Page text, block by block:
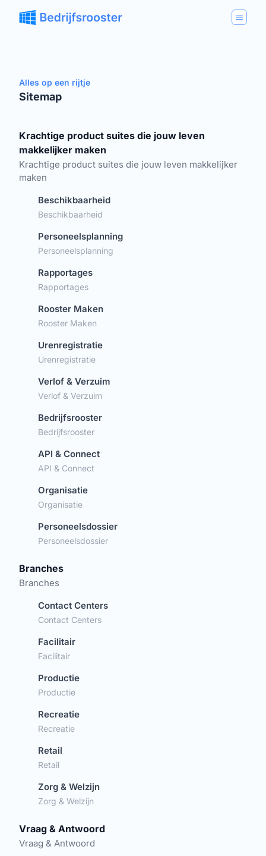
Alles op een rijtje
Sitemap
Krachtige product suites die jouw leven
makkelijker maken
Krachtige product suites die jouw leven makkelijker
maken
Beschikbaarheid
Beschikbaarheid
Personeelsplanning
Personeelsplanning
Rapportages
Rapportages
Rooster Maken
Rooster Maken
Urenregistratie
Urenregistratie
Verlof & Verzuim
Verlof & Verzuim
Bedrijfsrooster
Bedrijfsrooster
API & Connect
API & Connect
Organisatie
Organisatie
Personeelsdossier
Personeelsdossier
Branches
Branches
Contact Centers
Contact Centers
Facilitair
Facilitair
Productie
Productie
Recreatie
Recreatie
Retail
Retail
Zorg & Welzijn
Zorg & Welzijn
Vraag & Antwoord
Vraag & Antwoord